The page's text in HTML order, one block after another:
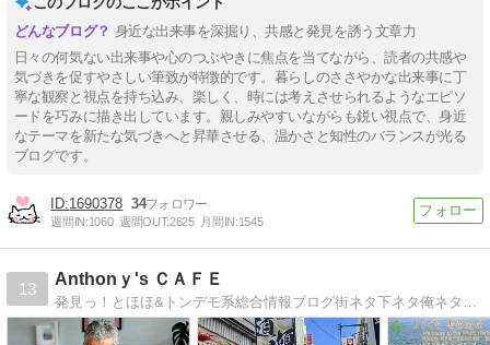
身近な出来事を深掘り、共感と発見を誘う文章力
日々の何気ない出来事や心のつぶやきに焦点を当てながら、読者の共感や
気づきを促すやさしい筆致が特徴的です。暮らしのささやかな出来事に丁
寧な観察と視点を持ち込み、楽しく、時には考えさせられるようなエピソ
ードを巧みに描き出しています。親しみやすいながらも鋭い視点で、身近
なテーマを新たな気づきへと昇華させる、温かさと知性のバランスが光る
ブログです。
1690378 34
週間IN:1060 週間OUT:2625 月間IN:1545
13
Anthonｙ's ＣＡＦＥ